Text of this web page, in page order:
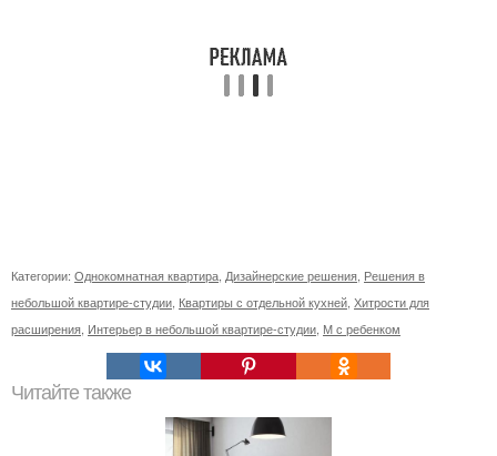
Категории: Однокомнатная квартира Дизайнерские решения Решения в
небольшой квартире-студии Квартиры с отдельной кухней Хитрости для
расширения Интерьер в небольшой квартире-студии М с ребенком
Читайте также